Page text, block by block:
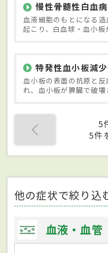
慢性骨髄性白血病
血液細胞のもとになる
起こり、白血球・血小
特発性血小板減
血小板の表面の抗原と
れ、血小板が脾臓で破
5
5件
他の症状で絞り込
血液・血管